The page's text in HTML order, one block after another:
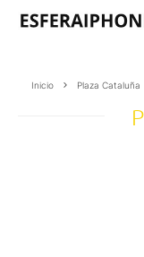
Inicio Plaza Cataluña